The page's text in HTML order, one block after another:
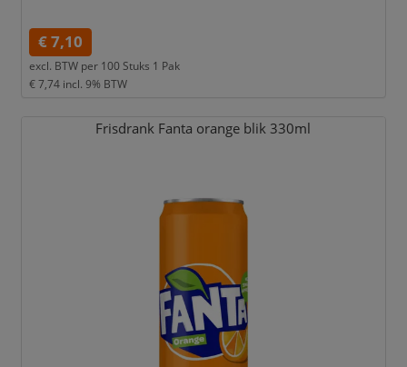
€ 7,10
excl. BTW per 100 Stuks 1 Pak
€ 7,74 incl. 9% BTW
Frisdrank Fanta orange blik 330ml